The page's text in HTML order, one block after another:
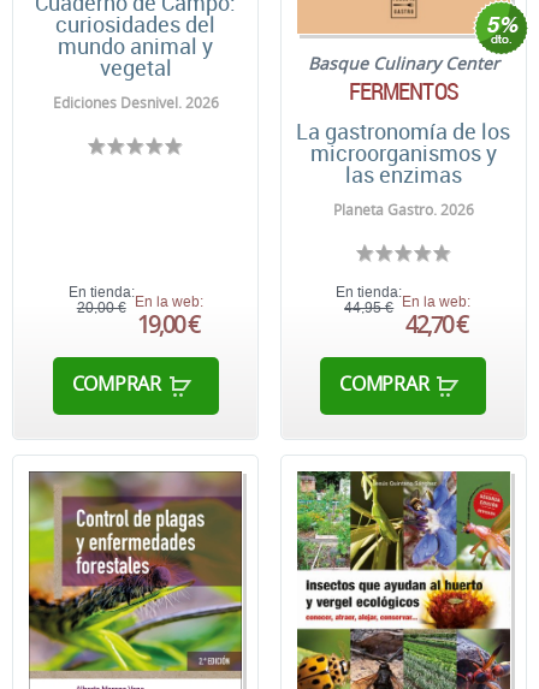
curiosidades del
mundo animal y
vegetal
Ediciones Desnivel. 2026
En tienda:
20,00 € En la web:
19,00 €
COMPRAR
Basque Culinary Center
FERMENTOS
La gastronomía de los
microorganismos y
las enzimas
Planeta Gastro. 2026
En tienda:
44,95 €
En la web:
42,70 €
COMPRAR